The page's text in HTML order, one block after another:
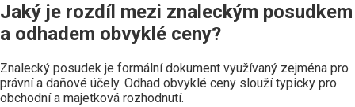
Jaký je rozdíl mezi znaleckým posudkem
a odhadem obvyklé ceny?
Znalecký posudek je formální dokument využívaný zejména pro
právní a daňové účely. Odhad obvyklé ceny slouží typicky pro
obchodní a majetková rozhodnutí.